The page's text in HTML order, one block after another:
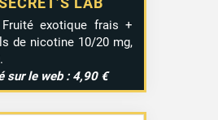
exotique frais +
de nicotine 10/20 mg,
sur le web : 4,90 €